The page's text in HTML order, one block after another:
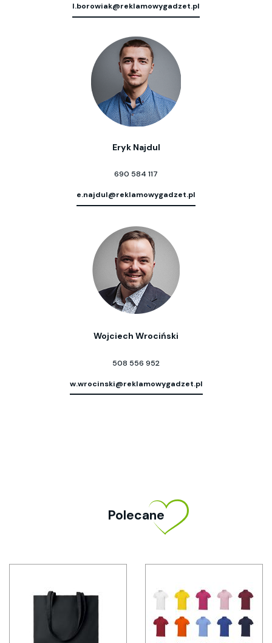
l.borowiak@reklamowygadzet.pl
Eryk Najdul
690 584 117
e.najdul@reklamowygadzet.pl
Wojciech Wrociński
508 556 952
w.wrocinski@reklamowygadzet.pl
Polecane